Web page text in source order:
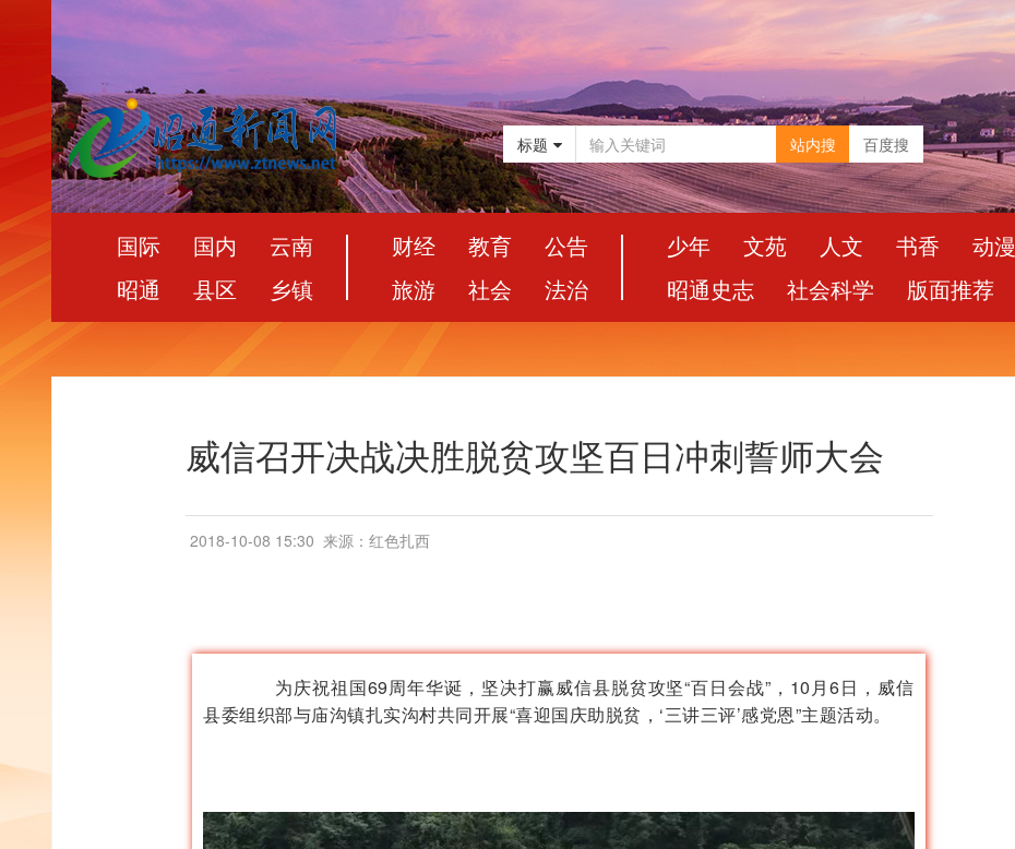
标题 站内搜 百度搜
国际 国内
云南
昭通
县区 乡镇
财经 教育
公告
旅游
社会 法治
少年 文苑 人文 书香
动漫
昭通史志
社会科学 版面推荐
威信召开决战决胜脱贫攻坚百日冲刺誓师大会
2018-10-08 15:30 来源：红色扎西
为庆祝祖国69周年华诞，坚决打赢威信县脱贫攻坚“百日会战”，10月6日，威信
县委组织部与庙沟镇扎实沟村共同开展“喜迎国庆助脱贫，‘三讲三评’感党恩”主题活动。